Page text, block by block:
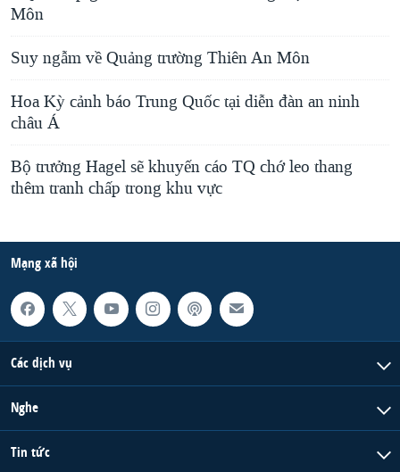
Môn
Suy ngẫm về Quảng trường Thiên An Môn
Hoa Kỳ cảnh báo Trung Quốc tại diễn đàn an ninh
châu Á
Bộ trưởng Hagel sẽ khuyến cáo TQ chớ leo thang
thêm tranh chấp trong khu vực
Mạng xã hội
Các dịch vụ
Nghe
Tin tức